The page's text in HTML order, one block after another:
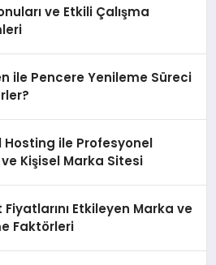
ve Etkili Çalışma
ile Pencere Yenileme Süreci
Hosting ile Profesyonel
Kişisel Marka Sitesi
Etkileyen Marka ve
Faktörleri